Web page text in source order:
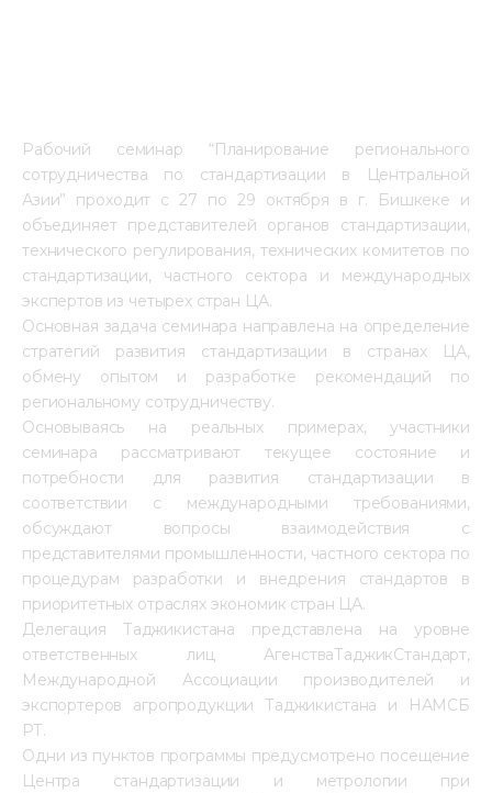
Рабочий семинар “Планирование регионального
сотрудничества по стандартизации в Центральной
Азии” проходит с 27 по 29 октября в г. Бишкеке и
объединяет представителей органов стандартизации,
технического регулирования, технических комитетов по
стандартизации, частного сектора и международных
экспертов из четырех стран ЦА.
Основная задача семинара направлена на определение
стратегий развития стандартизации в странах ЦА,
обмену опытом и разработке рекомендаций по
региональному сотрудничеству.
Основываясь на реальных примерах, участники
семинара рассматривают текущее состояние и
потребности для развития стандартизации в
соответствии с международными требованиями,
обсуждают вопросы взаимодействия с
представителями промышленности, частного сектора по
процедурам разработки и внедрения стандартов в
приоритетных отраслях экономик стран ЦА.
Делегация Таджикистана представлена на уровне
ответственных лиц АгенстваТаджикСтандарт,
Международной Ассоциации производителей и
экспортеров агропродукции Таджикистана и НАМСБ
РТ.
Одни из пунктов программы предусмотрено посещение
Центра стандартизации и метрологии при